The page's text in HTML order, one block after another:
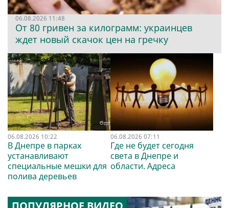
06.08.2026 11:48
От 80 гривен за килограмм: украинцев
ждет новый скачок цен на гречку
06.08.2026 10:22
В Днепре в парках
устанавливают
специальные мешки для
полива деревьев
06.08.2026 07:11
Где не будет сегодня
света в Днепре и
области. Адреса